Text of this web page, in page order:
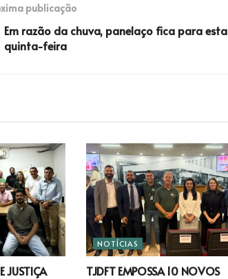
publicação
Em razão da chuva, panelaço fica para esta
quinta-feira
JUSTIÇA
NOTÍCIAS
TJDFT EMPOSSA 10 NOVOS